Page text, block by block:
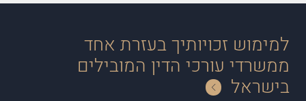
למימוש זכויותיך בעזרת אחד
ממשרדי עורכי הדין המובילים
בישראל